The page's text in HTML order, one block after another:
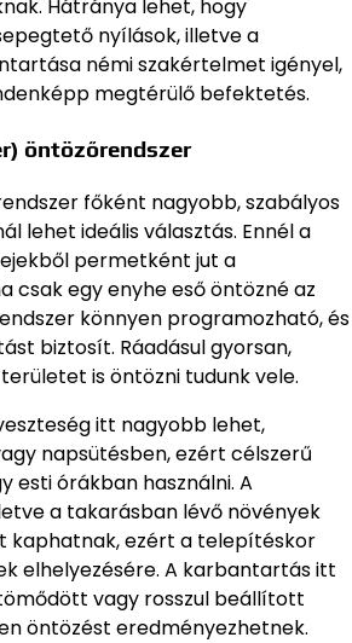
Hátránya lehet, hogy
nyílások, illetve a
némi szakértelmet igényel,
megtérülő befektetés.
öntözőrendszer
főként nagyobb, szabályos
lehet ideális választás. Ennél a
permetként jut a
csak egy enyhe eső öntözné az
könnyen programozható, és
biztosít. Ráadásul gyorsan,
is öntözni tudunk vele.
itt nagyobb lehet,
napsütésben, ezért célszerű
esti órákban használni. A
a takarásban lévő növények
kaphatnak, ezért a telepítéskor
elhelyezésére. A karbantartás itt
vagy rosszul beállított
öntözést eredményezhetnek.